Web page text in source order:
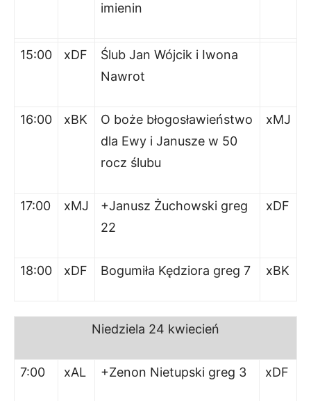
imienin
15:00 xDF
Ślub Jan Wójcik i Iwona
Nawrot
16:00 xBK
O boże błogosławieństwo
dla Ewy i Janusze w 50
rocz ślubu
xMJ
17:00 xMJ
+Janusz Żuchowski greg
22
xDF
18:00 xDF Bogumiła Kędziora greg 7 xBK
Niedziela 24 kwiecień
7:00 xAL +Zenon Nietupski greg 3 xDF